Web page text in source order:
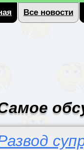
Все новости